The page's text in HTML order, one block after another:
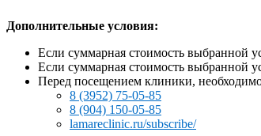
Дополнительные условия:
Если суммарная стоимость выбранной
Если суммарная стоимость выбранной
Перед посещением клиники,
8 (3952) 75-05-85
8 (904) 150-05-85
lamareclinic.ru/subscribe/